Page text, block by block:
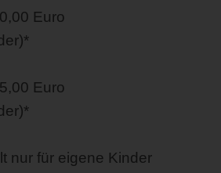
Euro
Euro
nur für eigene Kinder